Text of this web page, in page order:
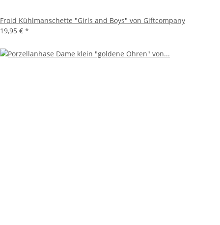
Froid Kühlmanschette "Girls and Boys" von Giftcompany
19,95 € *